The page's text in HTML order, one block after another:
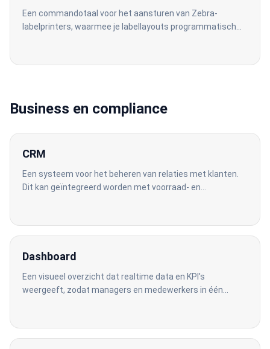
Een commandotaal voor het aansturen van Zebra-
labelprinters, waarmee je labellayouts programmatisch
Business en compliance
CRM
Een systeem voor het beheren van relaties met klanten.
Dit kan geïntegreerd worden met voorraad- en
Dashboard
Een visueel overzicht dat realtime data en KPI's
weergeeft, zodat managers en medewerkers in één